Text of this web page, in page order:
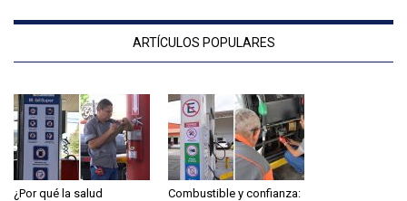
ARTÍCULOS POPULARES
¿Por qué la salud
Combustible y confianza: